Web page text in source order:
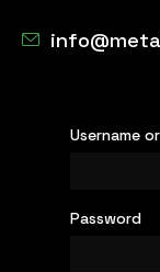
Username
Password